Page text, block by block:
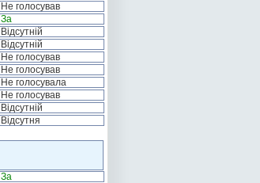
Не голосував
За
Відсутній
Відсутній
Не голосував
Не голосував
Не голосувала
Не голосував
Відсутній
Відсутня
За